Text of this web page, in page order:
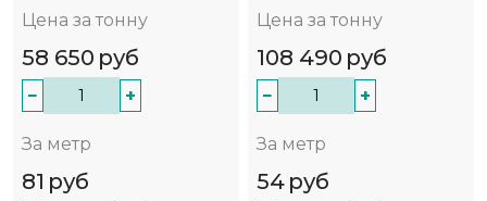
Цена за тонну
58 650 руб
− +
За метр
81 руб
Цена за тонну
108 490 руб
− +
За метр
54 руб